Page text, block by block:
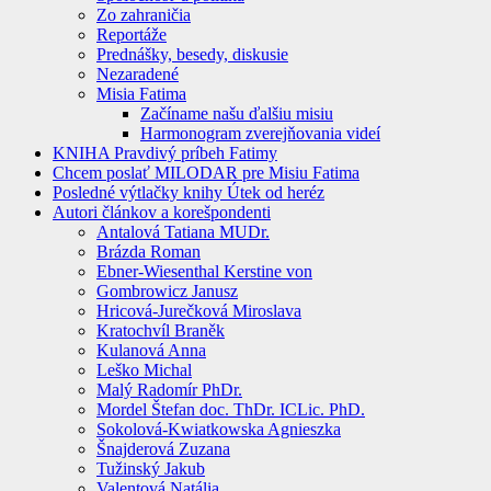
Zo zahraničia
Reportáže
Prednášky, besedy, diskusie
Nezaradené
Misia Fatima
Začíname našu ďalšiu misiu
Harmonogram zverejňovania videí
KNIHA Pravdivý príbeh Fatimy
Chcem poslať MILODAR pre Misiu Fatima
Posledné výtlačky knihy Útek od heréz
Autori článkov a korešpondenti
Antalová Tatiana MUDr.
Brázda Roman
Ebner-Wiesenthal Kerstine von
Gombrowicz Janusz
Hricová-Jurečková Miroslava
Kratochvíl Braněk
Kulanová Anna
Leško Michal
Malý Radomír PhDr.
Mordel Štefan doc. ThDr. ICLic. PhD.
Sokolová-Kwiatkowska Agnieszka
Šnajderová Zuzana
Tužinský Jakub